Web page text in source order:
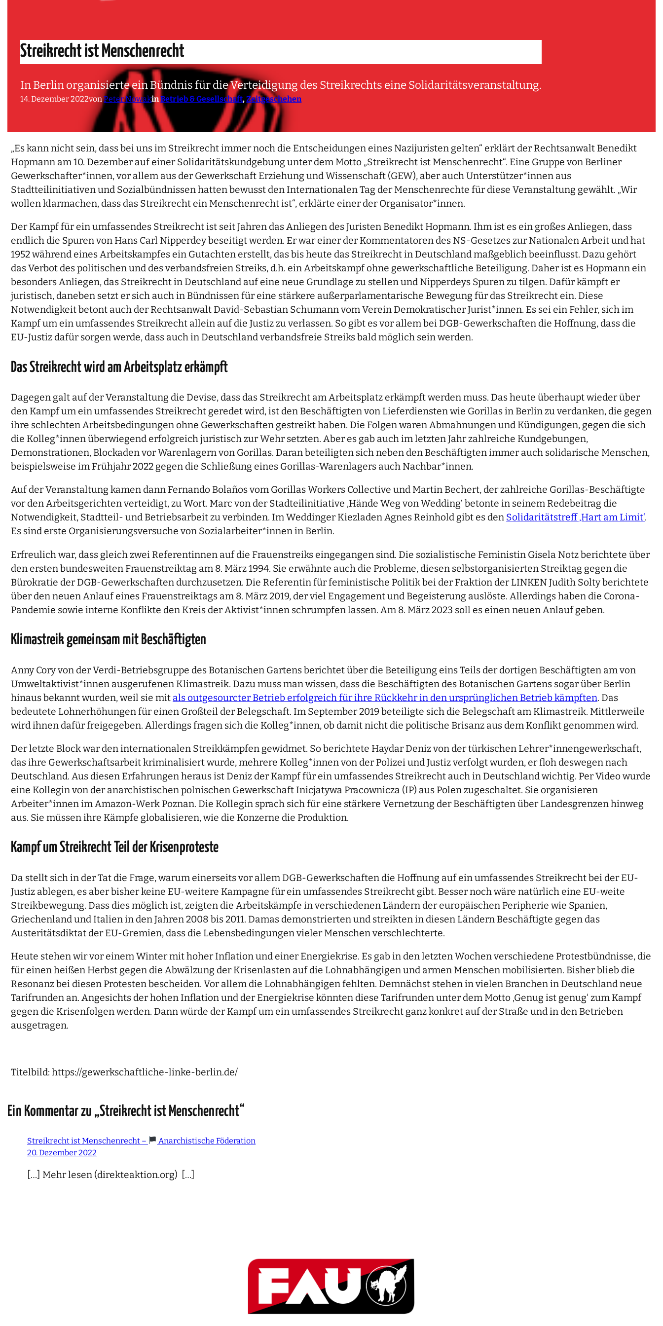
Streikrecht ist Menschenrecht
In Berlin organisierte ein Bündnis für die Verteidigung des Streikrechts eine Solidaritätsveranstaltung.
14. Dezember 2022vonPeter NowakinBetrieb & Gesellschaft, Zeitgeschehen
„Es kann nicht sein, dass bei uns im Streikrecht immer noch die Entscheidungen eines Nazijuristen gelten“ erklärt der Rechtsanwalt Benedikt
Hopmann am 10. Dezember auf einer Solidaritätskundgebung unter dem Motto „Streikrecht ist Menschenrecht“. Eine Gruppe von Berliner
Gewerkschafter*innen, vor allem aus der Gewerkschaft Erziehung und Wissenschaft (GEW), aber auch Unterstützer*innen aus
Stadtteilinitiativen und Sozialbündnissen hatten bewusst den Internationalen Tag der Menschenrechte für diese Veranstaltung gewählt. „Wir
wollen klarmachen, dass das Streikrecht ein Menschenrecht ist“, erklärte einer der Organisator*innen.
Der Kampf für ein umfassendes Streikrecht ist seit Jahren das Anliegen des Juristen Benedikt Hopmann. Ihm ist es ein großes Anliegen, dass
endlich die Spuren von Hans Carl Nipperdey beseitigt werden. Er war einer der Kommentatoren des NS-Gesetzes zur Nationalen Arbeit und hat
1952 während eines Arbeitskampfes ein Gutachten erstellt, das bis heute das Streikrecht in Deutschland maßgeblich beeinflusst. Dazu gehört
das Verbot des politischen und des verbandsfreien Streiks, d.h. ein Arbeitskampf ohne gewerkschaftliche Beteiligung. Daher ist es Hopmann ein
besonders Anliegen, das Streikrecht in Deutschland auf eine neue Grundlage zu stellen und Nipperdeys Spuren zu tilgen. Dafür kämpft er
juristisch, daneben setzt er sich auch in Bündnissen für eine stärkere außerparlamentarische Bewegung für das Streikrecht ein. Diese
Notwendigkeit betont auch der Rechtsanwalt David-Sebastian Schumann vom Verein Demokratischer Jurist*innen. Es sei ein Fehler, sich im
Kampf um ein umfassendes Streikrecht allein auf die Justiz zu verlassen. So gibt es vor allem bei DGB-Gewerkschaften die Hoffnung, dass die
EU-Justiz dafür sorgen werde, dass auch in Deutschland verbandsfreie Streiks bald möglich sein werden.
Das Streikrecht wird am Arbeitsplatz erkämpft
Dagegen galt auf der Veranstaltung die Devise, dass das Streikrecht am Arbeitsplatz erkämpft werden muss. Das heute überhaupt wieder über
den Kampf um ein umfassendes Streikrecht geredet wird, ist den Beschäftigten von Lieferdiensten wie Gorillas in Berlin zu verdanken, die gegen
ihre schlechten Arbeitsbedingungen ohne Gewerkschaften gestreikt haben. Die Folgen waren Abmahnungen und Kündigungen, gegen die sich
die Kolleg*innen überwiegend erfolgreich juristisch zur Wehr setzten. Aber es gab auch im letzten Jahr zahlreiche Kundgebungen,
Demonstrationen, Blockaden vor Warenlagern von Gorillas. Daran beteiligten sich neben den Beschäftigten immer auch solidarische Menschen,
beispielsweise im Frühjahr 2022 gegen die Schließung eines Gorillas-Warenlagers auch Nachbar*innen.
Auf der Veranstaltung kamen dann Fernando Bolaños vom Gorillas Workers Collective und Martin Bechert, der zahlreiche Gorillas-Beschäftigte
vor den Arbeitsgerichten verteidigt, zu Wort. Marc von der Stadteilinitiative ‚Hände Weg von Wedding‘ betonte in seinem Redebeitrag die
Notwendigkeit, Stadtteil- und Betriebsarbeit zu verbinden. Im Weddinger Kiezladen Agnes Reinhold gibt es den Solidaritätstreff ‚Hart am Limit‘.
Es sind erste Organisierungsversuche von Sozialarbeiter*innen in Berlin.
Erfreulich war, dass gleich zwei Referentinnen auf die Frauenstreiks eingegangen sind. Die sozialistische Feministin Gisela Notz berichtete über
den ersten bundesweiten Frauenstreiktag am 8. März 1994. Sie erwähnte auch die Probleme, diesen selbstorganisierten Streiktag gegen die
Bürokratie der DGB-Gewerkschaften durchzusetzen. Die Referentin für feministische Politik bei der Fraktion der LINKEN Judith Solty berichtete
über den neuen Anlauf eines Frauenstreiktags am 8. März 2019, der viel Engagement und Begeisterung auslöste. Allerdings haben die Corona-
Pandemie sowie interne Konflikte den Kreis der Aktivist*innen schrumpfen lassen. Am 8. März 2023 soll es einen neuen Anlauf geben.
Klimastreik gemeinsam mit Beschäftigten
Anny Cory von der Verdi-Betriebsgruppe des Botanischen Gartens berichtet über die Beteiligung eins Teils der dortigen Beschäftigten am von
Umweltaktivist*innen ausgerufenen Klimastreik. Dazu muss man wissen, dass die Beschäftigten des Botanischen Gartens sogar über Berlin
hinaus bekannt wurden, weil sie mit als outgesourcter Betrieb erfolgreich für ihre Rückkehr in den ursprünglichen Betrieb kämpften. Das
bedeutete Lohnerhöhungen für einen Großteil der Belegschaft. Im September 2019 beteiligte sich die Belegschaft am Klimastreik. Mittlerweile
wird ihnen dafür freigegeben. Allerdings fragen sich die Kolleg*innen, ob damit nicht die politische Brisanz aus dem Konflikt genommen wird.
Der letzte Block war den internationalen Streikkämpfen gewidmet. So berichtete Haydar Deniz von der türkischen Lehrer*innengewerkschaft,
das ihre Gewerkschaftsarbeit kriminalisiert wurde, mehrere Kolleg*innen von der Polizei und Justiz verfolgt wurden, er floh deswegen nach
Deutschland. Aus diesen Erfahrungen heraus ist Deniz der Kampf für ein umfassendes Streikrecht auch in Deutschland wichtig. Per Video wurde
eine Kollegin von der anarchistischen polnischen Gewerkschaft Inicjatywa Pracownicza (IP) aus Polen zugeschaltet. Sie organisieren
Arbeiter*innen im Amazon-Werk Poznan. Die Kollegin sprach sich für eine stärkere Vernetzung der Beschäftigten über Landesgrenzen hinweg
aus. Sie müssen ihre Kämpfe globalisieren, wie die Konzerne die Produktion.
Kampf um Streikrecht Teil der Krisenproteste
Da stellt sich in der Tat die Frage, warum einerseits vor allem DGB-Gewerkschaften die Hoffnung auf ein umfassendes Streikrecht bei der EU-
Justiz ablegen, es aber bisher keine EU-weitere Kampagne für ein umfassendes Streikrecht gibt. Besser noch wäre natürlich eine EU-weite
Streikbewegung. Dass dies möglich ist, zeigten die Arbeitskämpfe in verschiedenen Ländern der europäischen Peripherie wie Spanien,
Griechenland und Italien in den Jahren 2008 bis 2011. Damas demonstrierten und streikten in diesen Ländern Beschäftigte gegen das
Austeritätsdiktat der EU-Gremien, dass die Lebensbedingungen vieler Menschen verschlechterte.
Heute stehen wir vor einem Winter mit hoher Inflation und einer Energiekrise. Es gab in den letzten Wochen verschiedene Protestbündnisse, die
für einen heißen Herbst gegen die Abwälzung der Krisenlasten auf die Lohnabhängigen und armen Menschen mobilisierten. Bisher blieb die
Resonanz bei diesen Protesten bescheiden. Vor allem die Lohnabhängigen fehlten. Demnächst stehen in vielen Branchen in Deutschland neue
Tarifrunden an. Angesichts der hohen Inflation und der Energiekrise könnten diese Tarifrunden unter dem Motto ‚Genug ist genug‘ zum Kampf
gegen die Krisenfolgen werden. Dann würde der Kampf um ein umfassendes Streikrecht ganz konkret auf der Straße und in den Betrieben
ausgetragen.
Titelbild: https://gewerkschaftliche-linke-berlin.de/
Ein Kommentar zu „Streikrecht ist Menschenrecht“
Streikrecht ist Menschenrecht –
Anarchistische Föderation
20. Dezember 2022
[…] Mehr lesen (direkteaktion.org) […]